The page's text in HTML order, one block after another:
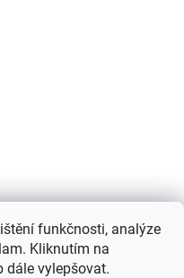
funkčnosti, analýze
Kliknutím na
dále vylepšovat.